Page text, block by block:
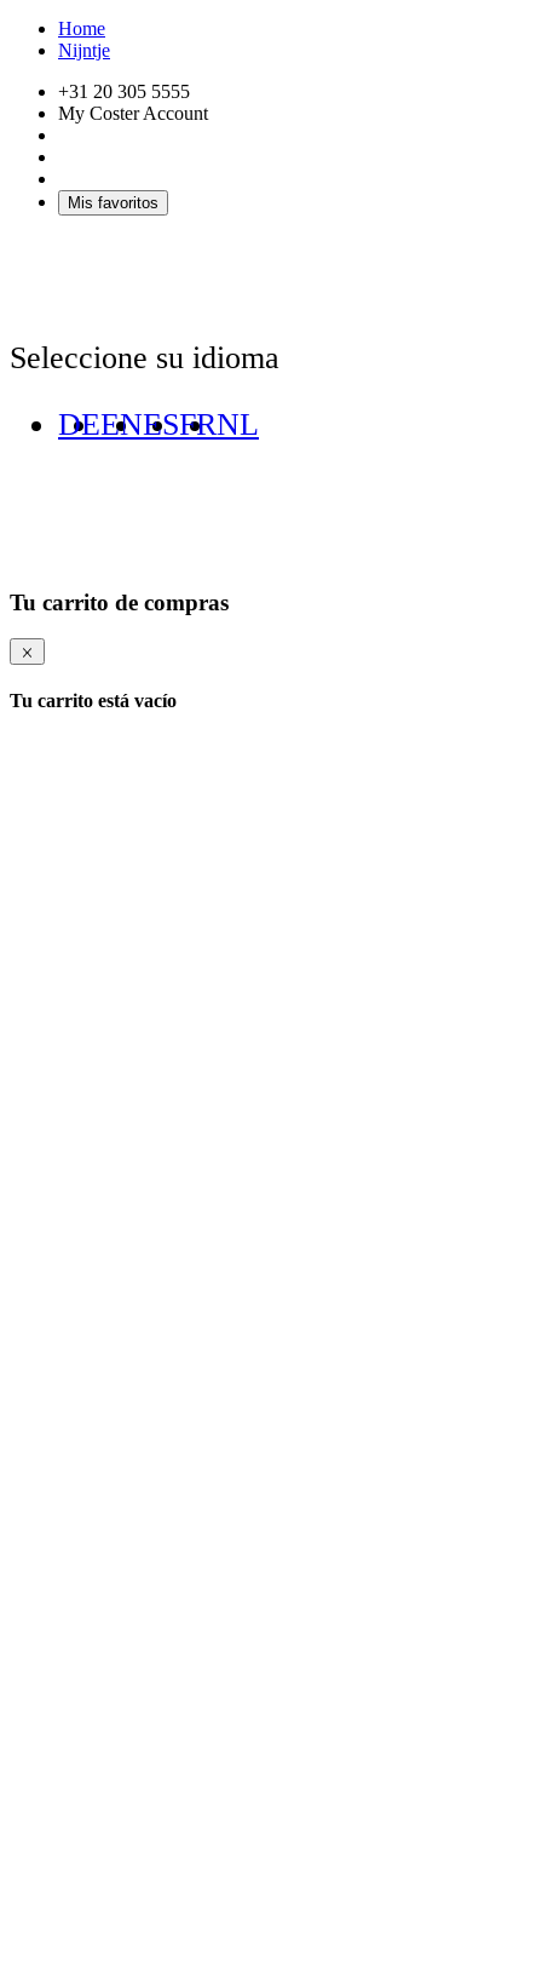
Home
Nijntje
+31 20 305 5555
My Coster Account
Mis favoritos
Seleccione su idioma
DEENESFRNL
Tu carrito de compras
Tu carrito está vacío